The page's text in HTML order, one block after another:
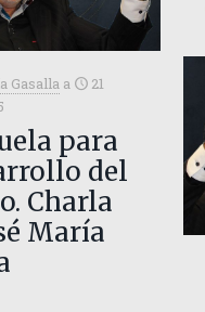
Gasalla a
21
para
del
Charla
María